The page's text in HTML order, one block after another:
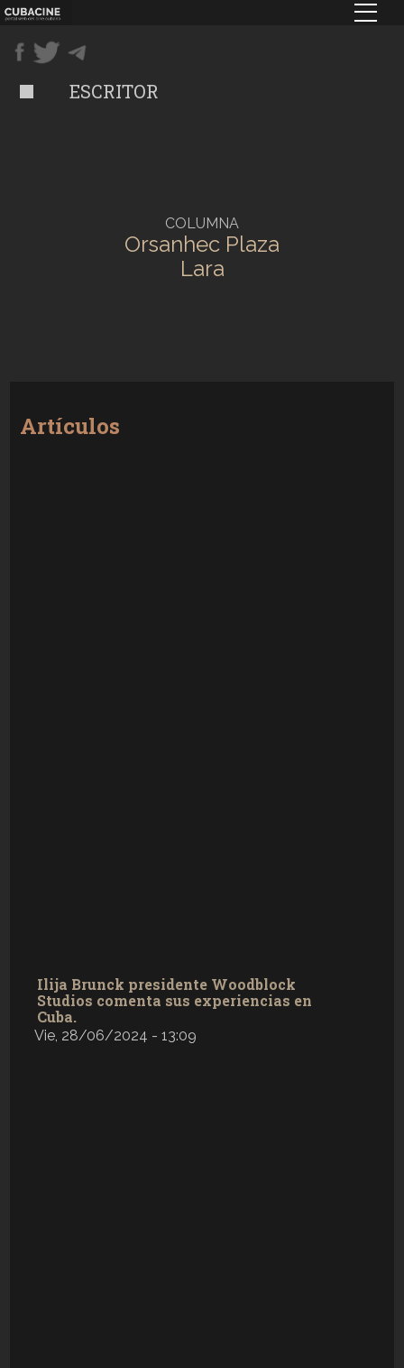
Pasar
al
contenido
principal
ESCRITOR
COLUMNA
Orsanhec Plaza
Lara
Artículos
Ilija Brunck presidente Woodblock
Studios comenta sus experiencias en
Cuba.
Vie, 28/06/2024 - 13:09